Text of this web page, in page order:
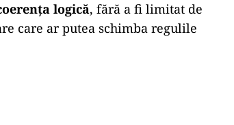
logică, fără a fi limitat de
care ar putea schimba regulile